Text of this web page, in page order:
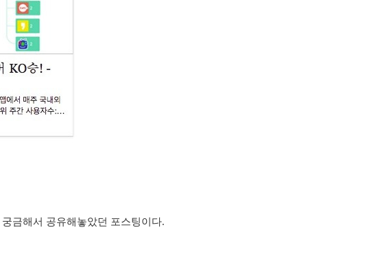
금해서 공유해놓았던 포스팅이다.